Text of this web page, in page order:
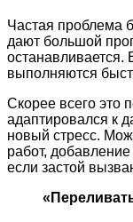
Частая проблема
дают большой
выполняются
Скорее всего это
адаптировался к
новый стресс.
работ,
если застой